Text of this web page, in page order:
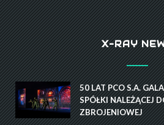
X-RAY
50 LAT PCO S.A.
SPÓŁKI NALEŻĄCEJ
ZBROJENIOWEJ